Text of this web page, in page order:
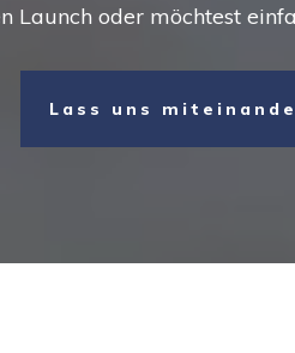
Launch oder möchtest
Lass uns